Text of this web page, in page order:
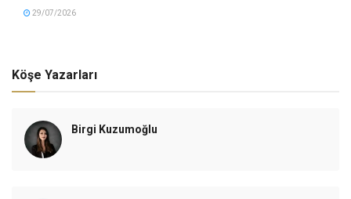
29/07/2026
Köşe Yazarları
Birgi Kuzumoğlu